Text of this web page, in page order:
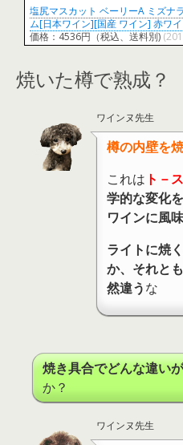
塩尻マスカット ベーリーA ミズ
ム[日本ワイン][国産 ワイン] 赤ワ
価格：4536円（税込、送料別)
焼いた樽で熟成？
ワインヌ先生
樽の内壁を
これは ト－
学的な変化
ワインに風
ライトに焼
か、それと
然違うな
焼き具合でどんな違いが
か？
ワインヌ先生